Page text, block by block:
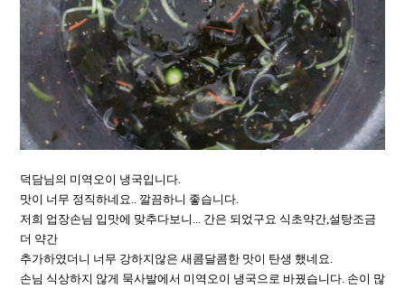
덕담님의 미역오이 냉국입니다.
맛이 너무 정직하네요.. 깔끔하니 좋습니다.
저희 업장손님 입맛에 맞추다보니... 간은 되었구요 식초약간,설탕조금
더 약간
추가하였더니 너무 강하지않은 새콤달콤한 맛이 탄생 했네요.
손님 식상하지 않게 묵사발에서 미역오이 냉국으로 바꿨습니다. 손이 많